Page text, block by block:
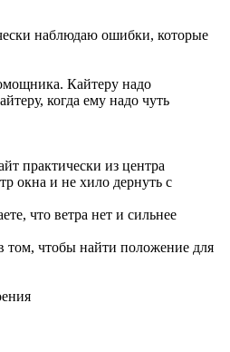
наблюдаю ошибки, которые
Кайтеру надо
когда ему надо чуть
практически из центра
окна и не хило дернуть с
что ветра нет и сильнее
том, чтобы найти положение для